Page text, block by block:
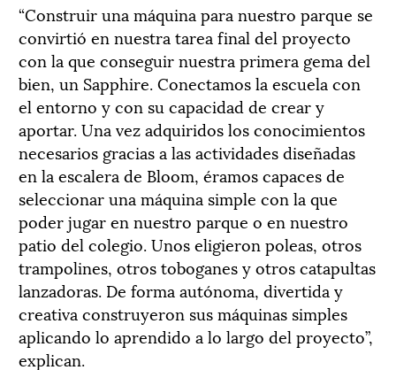
“Construir una máquina para nuestro parque se
convirtió en nuestra tarea final del proyecto
con la que conseguir nuestra primera gema del
bien, un Sapphire. Conectamos la escuela con
el entorno y con su capacidad de crear y
aportar. Una vez adquiridos los conocimientos
necesarios gracias a las actividades diseñadas
en la escalera de Bloom, éramos capaces de
seleccionar una máquina simple con la que
poder jugar en nuestro parque o en nuestro
patio del colegio. Unos eligieron poleas, otros
trampolines, otros toboganes y otros catapultas
lanzadoras. De forma autónoma, divertida y
creativa construyeron sus máquinas simples
aplicando lo aprendido a lo largo del proyecto”,
explican.